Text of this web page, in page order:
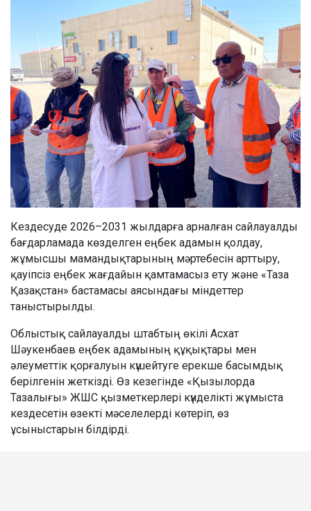
Кездесуде 2026–2031 жылдарға арналған сайлауалды
бағдарламада көзделген еңбек адамын қолдау,
жұмысшы мамандықтарының мәртебесін арттыру,
қауіпсіз еңбек жағдайын қамтамасыз ету және «Таза
Қазақстан» бастамасы аясындағы міндеттер
таныстырылды.
Облыстық сайлауалды штабтың өкілі Асхат
Шәукенбаев еңбек адамының құқықтары мен
әлеуметтік қорғалуын күшейтуге ерекше басымдық
берілгенін жеткізді. Өз кезегінде «Қызылорда
Тазалығы» ЖШС қызметкерлері күнделікті жұмыста
кездесетін өзекті мәселелерді көтеріп, өз
ұсыныстарын білдірді.